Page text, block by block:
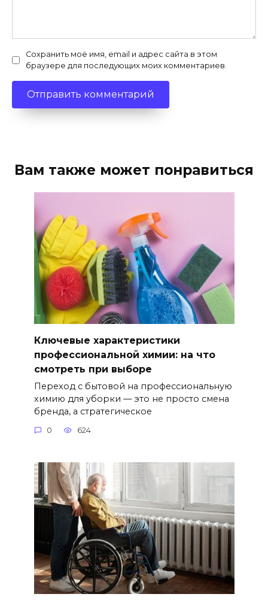
Сохранить моё имя, email и адрес сайта в этом
браузере для последующих моих комментариев.
Вам также может понравиться
Ключевые характеристики
профессиональной химии: на что
смотреть при выборе
Переход с бытовой на профессиональную
химию для уборки — это не просто смена
бренда, а стратегическое
0 624